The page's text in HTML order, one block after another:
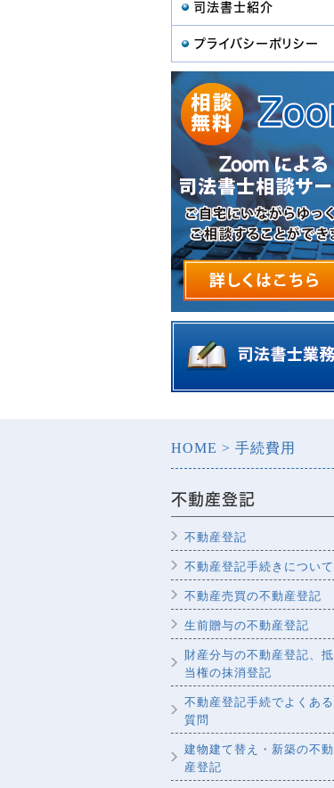
司法書士紹介
プライバシーポリシー
HOME 手続費用
不動産登記
不動産登記
不動産登記手続きについて
不動産売買の不動産登記
生前贈与の不動産登記
財産分与の不動産登記、抵
当権の抹消登記
不動産登記手続でよくある
質問
建物建て替え・新築の不動
産登記